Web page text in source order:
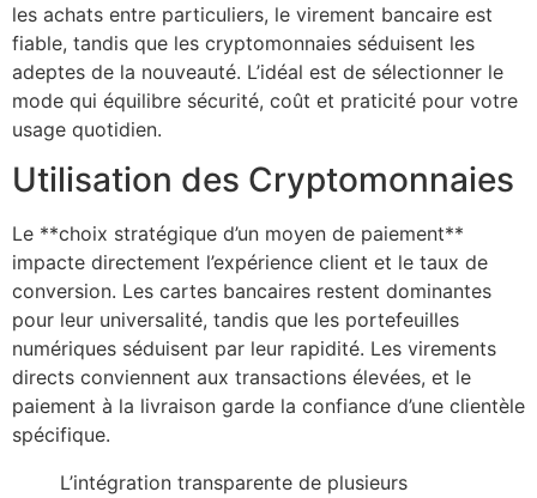
les achats entre particuliers, le virement bancaire est
fiable, tandis que les cryptomonnaies séduisent les
adeptes de la nouveauté. L’idéal est de sélectionner le
mode qui équilibre sécurité, coût et praticité pour votre
usage quotidien.
Utilisation des Cryptomonnaies
Le **choix stratégique d’un moyen de paiement**
impacte directement l’expérience client et le taux de
conversion. Les cartes bancaires restent dominantes
pour leur universalité, tandis que les portefeuilles
numériques séduisent par leur rapidité. Les virements
directs conviennent aux transactions élevées, et le
paiement à la livraison garde la confiance d’une clientèle
spécifique.
L’intégration transparente de plusieurs